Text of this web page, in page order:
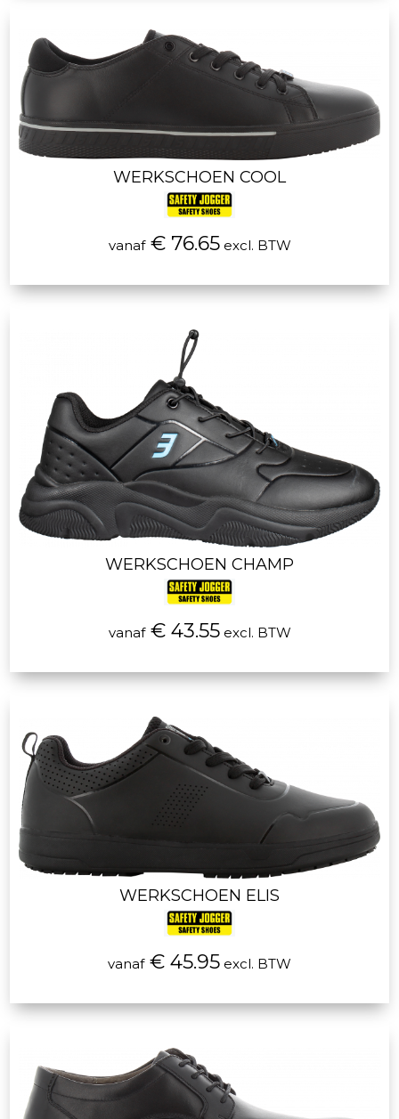
WERKSCHOEN COOL
vanaf€ 76.65excl. BTW
WERKSCHOEN CHAMP
vanaf€ 43.55excl. BTW
WERKSCHOEN ELIS
vanaf€ 45.95 excl. BTW